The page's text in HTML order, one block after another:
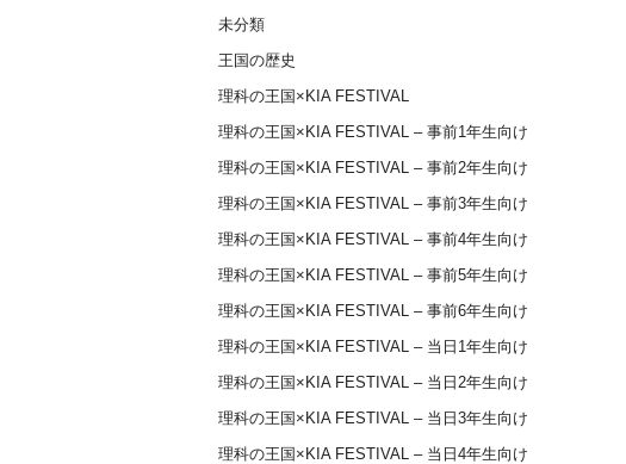
未分類
王国の歴史
理科の王国×KIA FESTIVAL
理科の王国×KIA FESTIVAL – 事前1年生向け
理科の王国×KIA FESTIVAL – 事前2年生向け
理科の王国×KIA FESTIVAL – 事前3年生向け
理科の王国×KIA FESTIVAL – 事前4年生向け
理科の王国×KIA FESTIVAL – 事前5年生向け
理科の王国×KIA FESTIVAL – 事前6年生向け
理科の王国×KIA FESTIVAL – 当日1年生向け
理科の王国×KIA FESTIVAL – 当日2年生向け
理科の王国×KIA FESTIVAL – 当日3年生向け
理科の王国×KIA FESTIVAL – 当日4年生向け